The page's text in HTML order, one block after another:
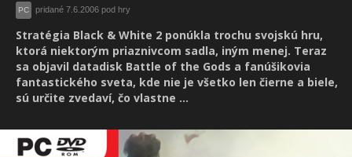
PC pridané 7.6.2006 pod hry
Stratégia Black & White 2 ponúkla trochu svojskú hru,
ktorá niektorým priaznivcom sadla, iným menej. Teraz
sa objavil datadisk Battle of the Gods a fanúšikovia
fantastického sveta, kde nie je všetko len čierne a biele,
sú určite zvedaví, čo vlastne ...